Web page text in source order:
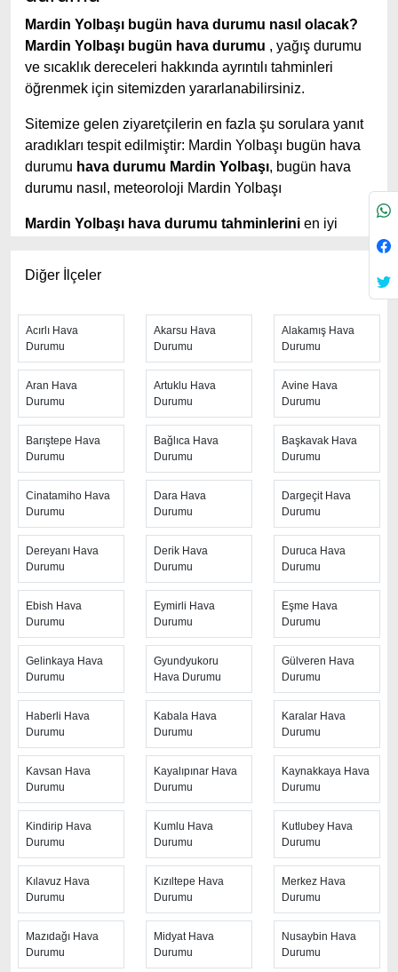
Mardin Yolbaşı bugün hava durumu nasıl olacak?
Mardin Yolbaşı bugün hava durumu , yağış durumu
ve sıcaklık dereceleri hakkında ayrıntılı tahminleri
öğrenmek için sitemizden yararlanabilirsiniz.
Sitemize gelen ziyaretçilerin en fazla şu sorulara yanıt
aradıkları tespit edilmiştir: Mardin Yolbaşı bugün hava
durumu hava durumu Mardin Yolbaşı, bugün hava
durumu nasıl, meteoroloji Mardin Yolbaşı
Mardin Yolbaşı hava durumu tahminlerini en iyi
durumu
tahminlerini haftalık, aylık ve saatlik hava
durumu olarak ziyaretçilerine aktarıyor. Hava durumu 7
kadar uzatılmış hava tahminleri ile tahminlerinin
yanında daha fazla ayrıntının yer aldığı saatlik hava
durumu tahminlerini bulabilirsiniz. Bu sitede yer alan
geniş tahmin süreleri, kolay ve anlaşılır görseller ile
ziyaretçilerine kaliteli hizmet sunuyor. Ayrıca sitede
güncel Türkiye uydu radar görüntüleri ile bulutların
hareket yönü, yağış ve fırtına takibi yapılabilmektedir.
Hızlı güncellenen
Mardin Yolbaşı hava durumu
sayfasından her 10 dakikada arayla anlık hava
tahminleri ile yağış oranı, nem oranı, hava sıcaklık
dereceleri, hissedilen hava sıcaklığı, hava basıncı,
rüzgar hızı ve yönü, görüş mesafesi gibi değerlere de
ulaşabilirsiniz. Sitenin üst kısmında yer alan hava uyarı
ikonu ve uyarı mesajı ile şiddetli hava koşulları
hakkında ziyaretçiler bilgilendirilmektedir.
Mardin Yolbaşı hava durumunu
öğrenme ihtiyacı
olduğu zaman, en güvenilir kaynak olan Hava Durumu
sayfasını ziyaret etmenizi öneriyoruz. Saatlik, günlük ve
durumuna bakabilirsiniz. Ancak sayfadaki hava tahmin
sürelerinden en isabetli sonuçları haftalık yani 7 günlük
olduğunu belirtmek daha doğru olur. Diğer uzun süreli
hava tahminleri sık sık değişerek yaklaşan günlerde
kesinleşmektedir.
Diğer İlçeler
Acırlı Hava
Durumu
Akarsu Hava
Durumu
Alakamış Hava
Durumu
Aran Hava
Durumu
Artuklu Hava
Durumu
Avine Hava
Durumu
Barıştepe Hava
Durumu
Bağlıca Hava
Durumu
Başkavak Hava
Durumu
Cinatamiho Hava
Durumu
Dara Hava
Durumu
Dargeçit Hava
Durumu
Dereyanı Hava
Durumu
Derik Hava
Durumu
Duruca Hava
Durumu
Ebish Hava
Durumu
Eymirli Hava
Durumu
Eşme Hava
Durumu
Gelinkaya Hava
Durumu
Gyundyukoru
Hava Durumu
Gülveren Hava
Durumu
Haberli Hava
Durumu
Kabala Hava
Durumu
Karalar Hava
Durumu
Kavsan Hava
Durumu
Kayalıpınar Hava
Durumu
Kaynakkaya Hava
Durumu
Kindirip Hava
Durumu
Kumlu Hava
Durumu
Kutlubey Hava
Durumu
Kılavuz Hava
Durumu
Kızıltepe Hava
Durumu
Merkez Hava
Durumu
Mazıdağı Hava
Durumu
Midyat Hava
Durumu
Nusaybin Hava
Durumu